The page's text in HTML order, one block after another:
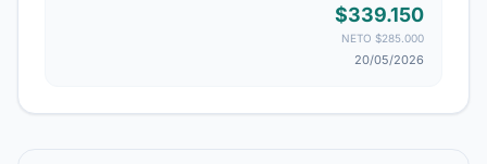
$339.150
NETO $285.000
20/05/2026